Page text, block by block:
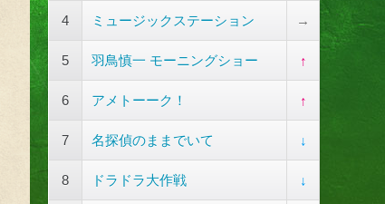
4 ミュージックステーション →
5 羽鳥慎一 モーニングショー ↑
6 アメトーーク！ ↑
7 名探偵のままでいて ↓
8 ドラドラ大作戦 ↓